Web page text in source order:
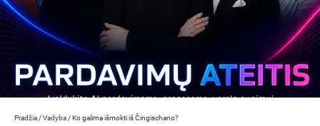
Pradžia /Vadyba /Ko galima išmokti iš Čingischano?